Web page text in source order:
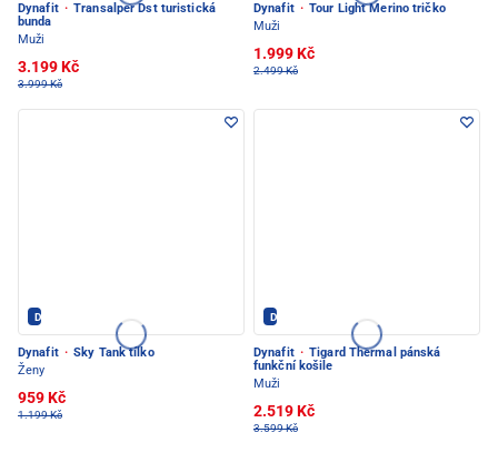
Dynafit · Transalper Dst turistická
bunda
Muži
3.199 Kč
3.999 Kč
Dynafit · Tour Light Merino tričko
Muži
1.999 Kč
2.499 Kč
Dynafit - PEC POD SNĚŽKOU
Dynafit · Sky Tank tílko
Ženy
959 Kč
1.199 Kč
Dynafit - PEC POD SNĚŽKOU
Dynafit · Tigard Thermal pánská
funkční košile
Muži
2.519 Kč
3.599 Kč